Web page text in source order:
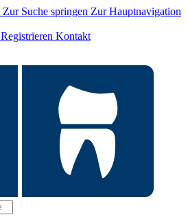
Zur Suche springen Zur Hauptnavigation
Registrieren Kontakt